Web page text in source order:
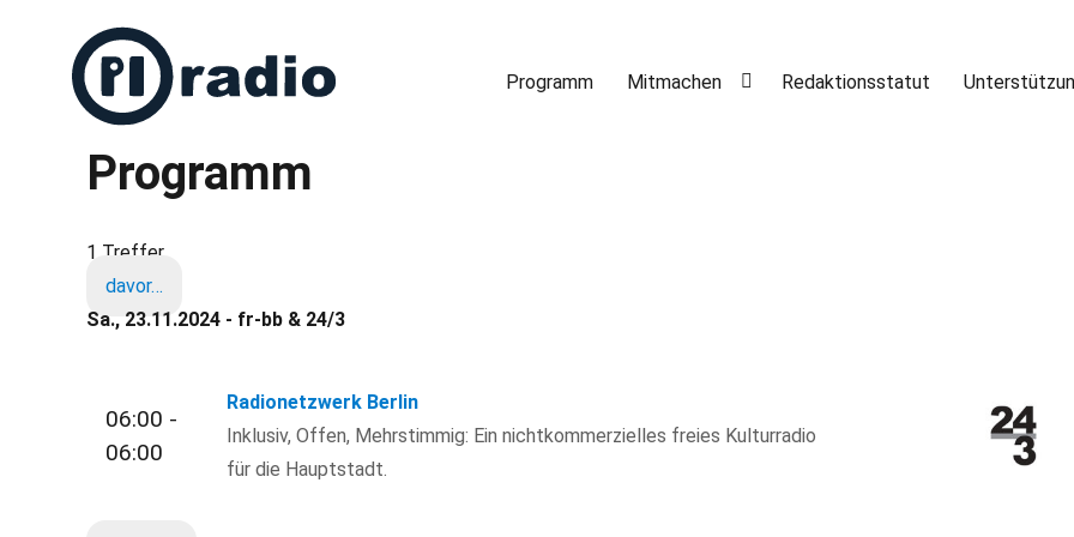
Freies Radio in Berlin
Programm Mitmachen Redaktionsstatut
Programm
1 Treffer
davor…
Sa., 23.11.2024 - fr-bb & 24/3
06:00 -
06:00
Radionetzwerk Berlin
Inklusiv, Offen, Mehrstimmig: Ein nichtkommerzielles freies Kulturradio
für die Hauptstadt.